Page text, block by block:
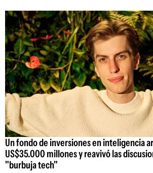
Un fondo de inversiones en inteligencia
US$35.000 millones y reavivó las
"burbuja tech"